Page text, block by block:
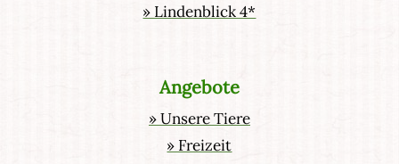
» Lindenblick 4*
Angebote
» Unsere Tiere
» Freizeit